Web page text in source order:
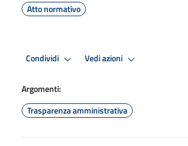
Atto normativo
Condividi Vedi azioni
Argomenti:
Trasparenza amministrativa